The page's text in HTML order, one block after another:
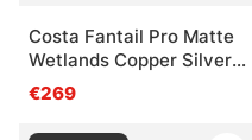
Costa Fantail Pro Matte
Wetlands Copper Silver
Mirror 580G
€269